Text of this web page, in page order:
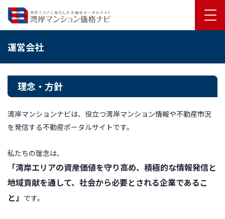
運営会社
理念・方針
湾岸マンションナビは、役立つ湾岸マンション情報や不動産市況
を発信する不動産ポータルサイトです。
私たちの理念は、
「湾岸エリアの資産価値を守り高め、積極的な情報発信と
地域貢献を通して、社会から必要とされる企業であるこ
と」 です。